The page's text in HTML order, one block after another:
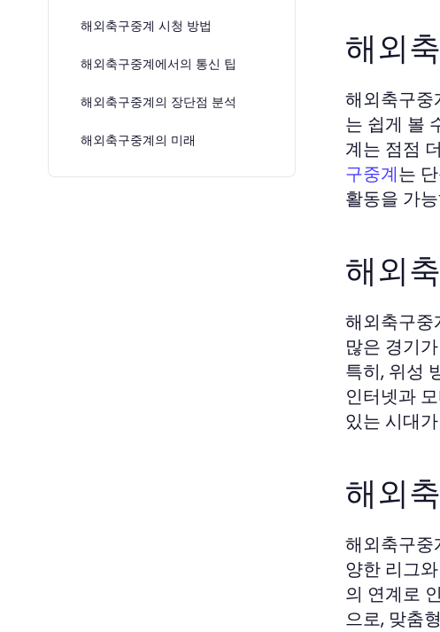
해외축구중계 시청 방법
해외축구중계에서의 통신 팁
해외축구중계의 장단점 분석
해외축구중계의 미래
해외
해외축구중
는 쉽게 볼
계는 점점
구중계는
활동을 가
해외
해외축구중
많은 경기
특히, 위성
인터넷과
있는 시대
해외
해외축구중
양한 리그
의 연계로
으로, 맞춤